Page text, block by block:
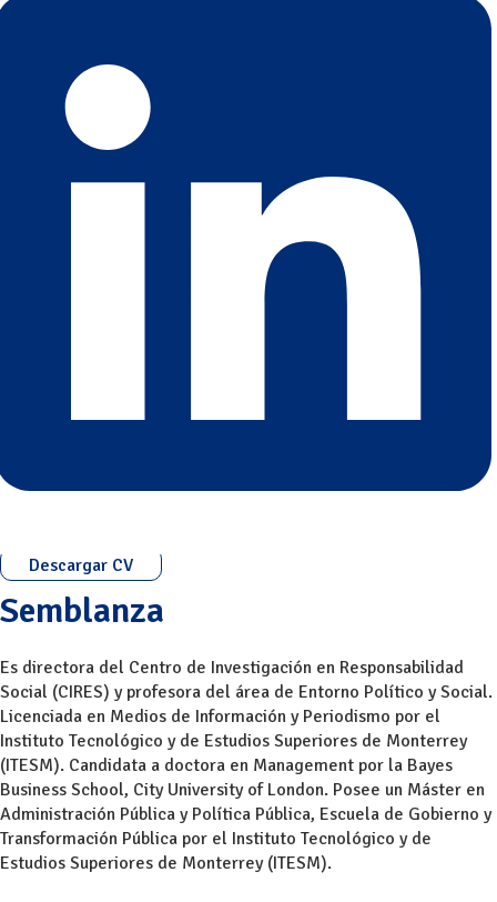
Descargar CV
Semblanza
Es directora del Centro de Investigación en Responsabilidad
Social (CIRES) y profesora del área de Entorno Político y Social.
Licenciada en Medios de Información y Periodismo por el
Instituto Tecnológico y de Estudios Superiores de Monterrey
(ITESM). Candidata a doctora en Management por la Bayes
Business School, City University of London. Posee un Máster en
Administración Pública y Política Pública, Escuela de Gobierno y
Transformación Pública por el Instituto Tecnológico y de
Estudios Superiores de Monterrey (ITESM).